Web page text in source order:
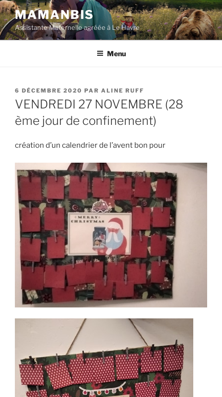
Aller
au
contenu
principal
MAMANBIS
Assistante Maternelle agréée à Le Havre
Menu
PUBLIÉ
LE
6 DÉCEMBRE 2020 PAR ALINE RUFF
VENDREDI 27 NOVEMBRE (28
ème jour de confinement)
création d’un calendrier de l’avent bon pour